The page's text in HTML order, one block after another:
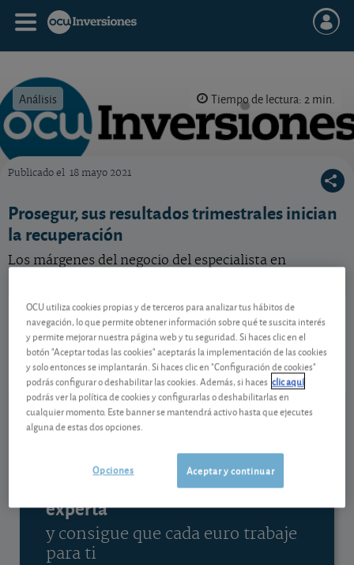
Análisis Tiempo de lectura: 2 min.
Publicado el 18 mayo 2021
Prosegur, sus resultados trimestrales inician
la recuperación
Los márgenes del negocio del especialista en
Prosegur
ES0175438003
07/08/2026 Madrid
2,96 EUR
-0,005 EUR (-0,17 %)
Ver detalladamente
Contenido reservado a SOCIOS
Gestiona tu dinero con visión
experta
y consigue que cada euro trabaje
para ti
OCU utiliza cookies propias y de terceros para analizar tus hábitos de
navegación, lo que permite obtener información sobre qué te suscita interés
y permite mejorar nuestra página web y tu seguridad. Si haces clic en el
botón "Aceptar todas las cookies" aceptarás la implementación de las cookies
y solo entonces se implantarán. Si haces clic en "Configuración de cookies"
podrás configurar o deshabilitar las cookies. Además, si haces clic aquí
podrás ver la política de cookies y configurarlas o deshabilitarlas en
cualquier momento. Este banner se mantendrá activo hasta que ejecutes
alguna de estas dos opciones.
Aceptar y continuar
Opciones